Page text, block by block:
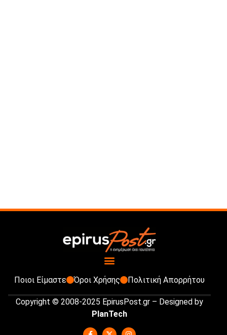
Ποιοι Είμαστε Όροι Χρήσης Πολιτική Απορρήτου
Copyright © 2008-2025 EpirusPost.gr – Designed by
PlanTech